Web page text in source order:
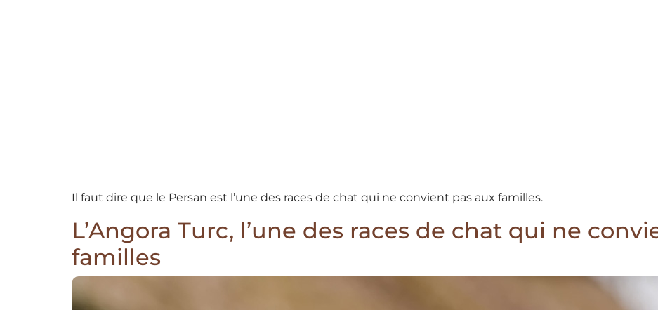
Il faut dire que le Persan est l’une des races de chat qui ne convient pas aux familles.
L’Angora Turc, l’une des races de chat qui ne
familles